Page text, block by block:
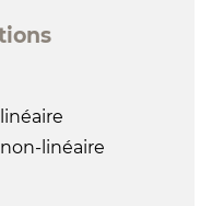
linéaire